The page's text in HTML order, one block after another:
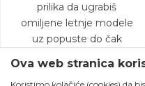
prilika da ugrabiš
omiljene letnje modele
uz popuste do čak
Ova web stranica